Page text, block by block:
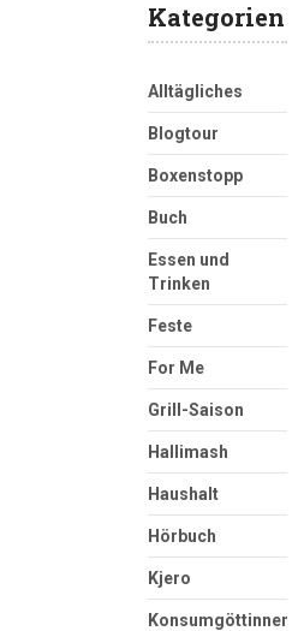
Kategorien
Alltägliches
Blogtour
Boxenstopp
Buch
Essen und
Trinken
Feste
For Me
Grill-Saison
Hallimash
Haushalt
Hörbuch
Kjero
Konsumgöttinnen